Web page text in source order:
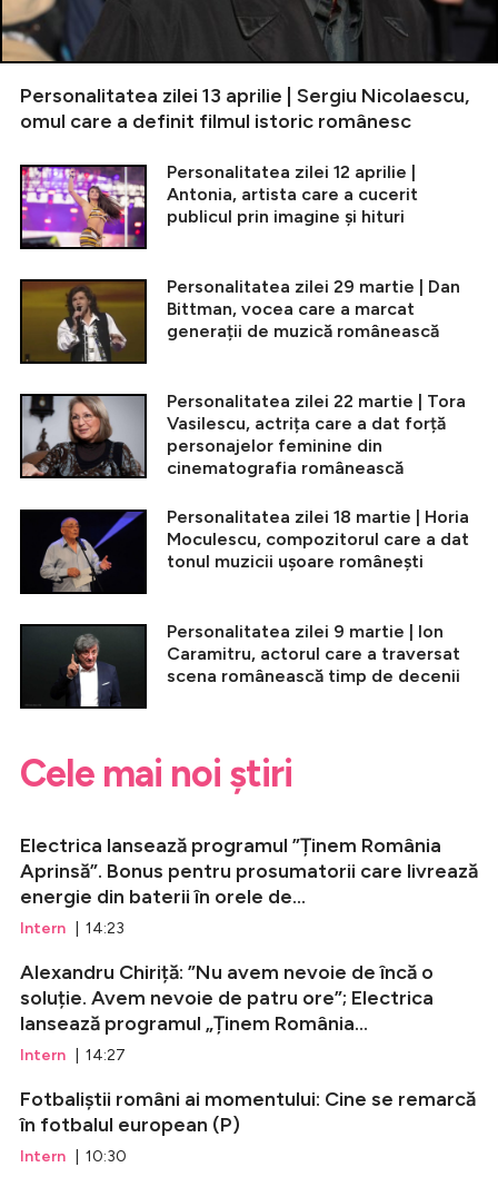
Personalitatea zilei 13 aprilie | Sergiu Nicolaescu,
omul care a definit filmul istoric românesc
Personalitatea zilei 12 aprilie |
Antonia, artista care a cucerit
publicul prin imagine și hituri
Personalitatea zilei 29 martie | Dan
Bittman, vocea care a marcat
generații de muzică românească
Personalitatea zilei 22 martie | Tora
Vasilescu, actrița care a dat forță
personajelor feminine din
cinematografia românească
Personalitatea zilei 18 martie | Horia
Moculescu, compozitorul care a dat
tonul muzicii ușoare românești
Personalitatea zilei 9 martie | Ion
Caramitru, actorul care a traversat
scena românească timp de decenii
Cele mai noi știri
Electrica lansează programul ”Ținem România
Aprinsă”. Bonus pentru prosumatorii care livrează
energie din baterii în orele de...
Intern | 14:23
Alexandru Chiriță: ”Nu avem nevoie de încă o
soluție. Avem nevoie de patru ore”; Electrica
lansează programul „Ținem România...
Intern | 14:27
Fotbaliștii români ai momentului: Cine se remarcă
în fotbalul european (P)
Intern | 10:30